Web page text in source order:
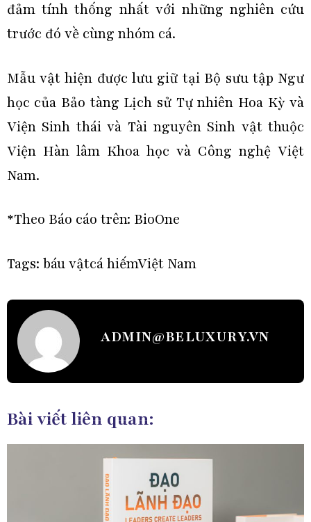
đảm tính thống nhất với những nghiên cứu
trước đó về cùng nhóm cá.
Mẫu vật hiện được lưu giữ tại Bộ sưu tập Ngư
học của Bảo tàng Lịch sử Tự nhiên Hoa Kỳ và
Viện Sinh thái và Tài nguyên Sinh vật thuộc
Viện Hàn lâm Khoa học và Công nghệ Việt
Nam.
*Theo Báo cáo trên: BioOne
Tags: báu vậtcá hiếmViệt Nam
ADMIN@BELUXURY.VN
Bài viết liên quan: